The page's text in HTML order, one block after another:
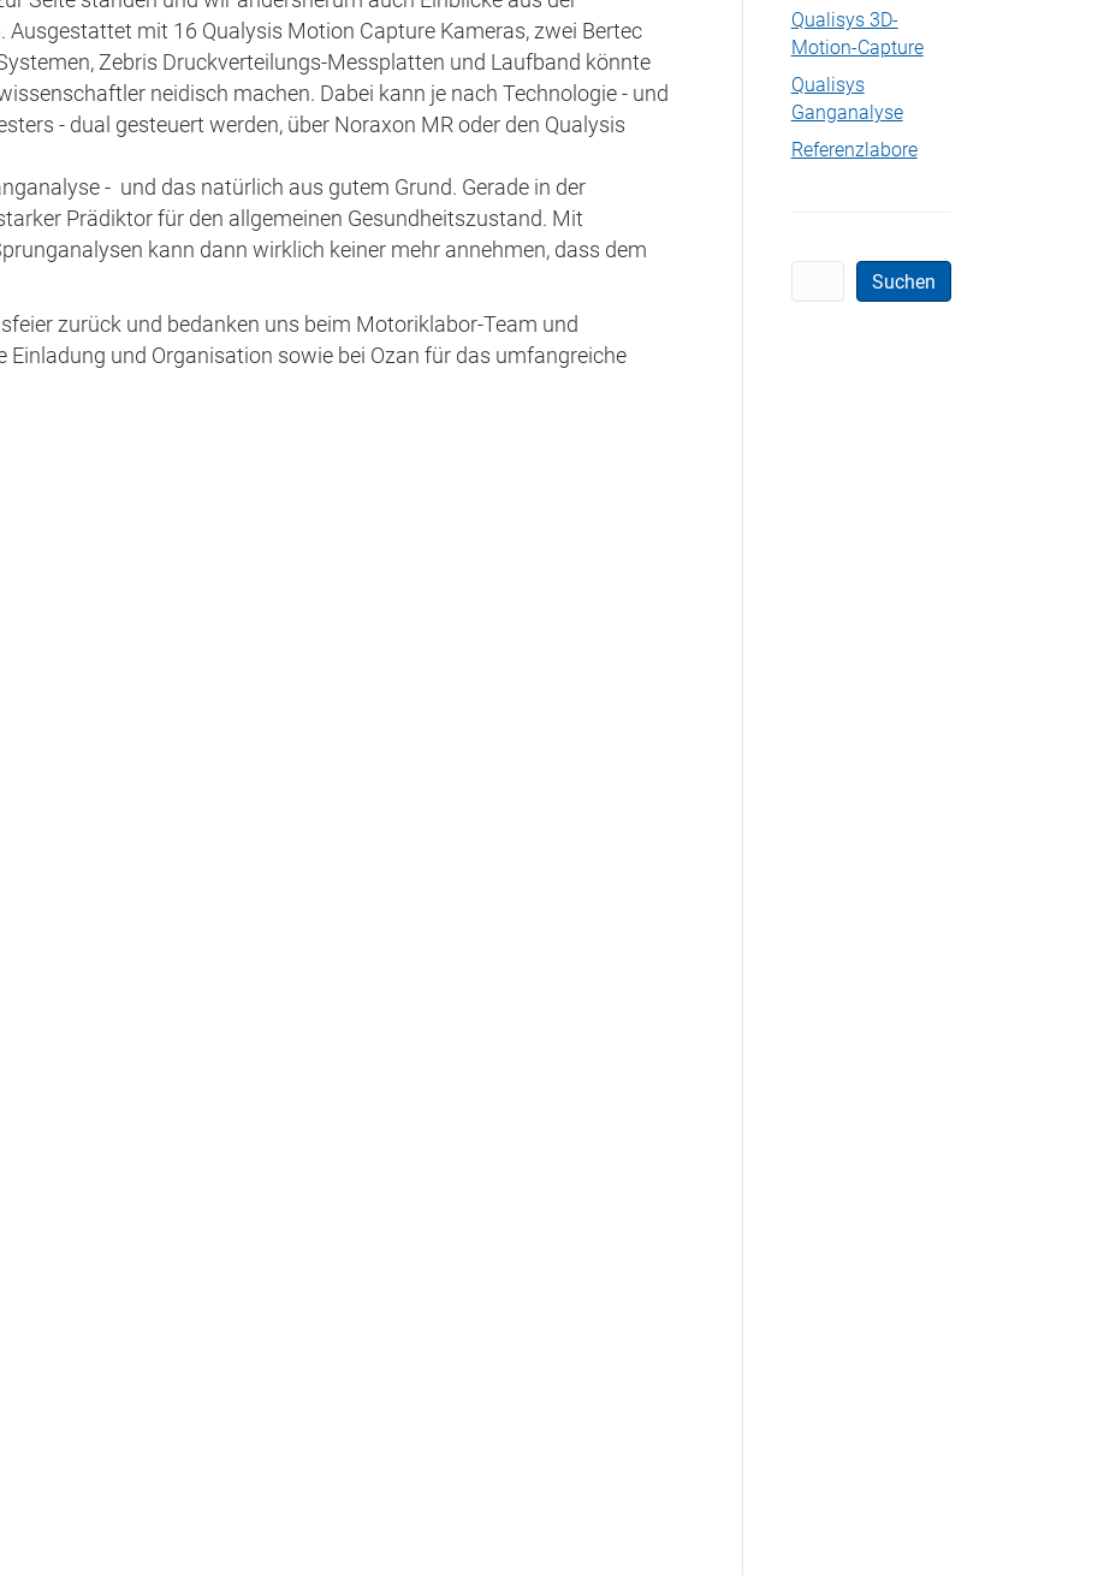
mit 16 Qualysis Motion Capture Kameras, zwei Bertec
Zebris Druckverteilungs-Messplatten und Laufband könnte
neidisch machen. Dabei kann je nach Technologie - und
- dual gesteuert werden, über Noraxon MR oder den Qualysis
- und das natürlich aus gutem Grund. Gerade in der
Prädiktor für den allgemeinen Gesundheitszustand. Mit
kann dann wirklich keiner mehr annehmen, dass dem
zurück und bedanken uns beim Motoriklabor-Team und
Einladung und Organisation sowie bei Ozan für das umfangreiche
Qualisys 3D-
Motion-Capture
Qualisys
Ganganalyse
Referenzlabore
Suchen